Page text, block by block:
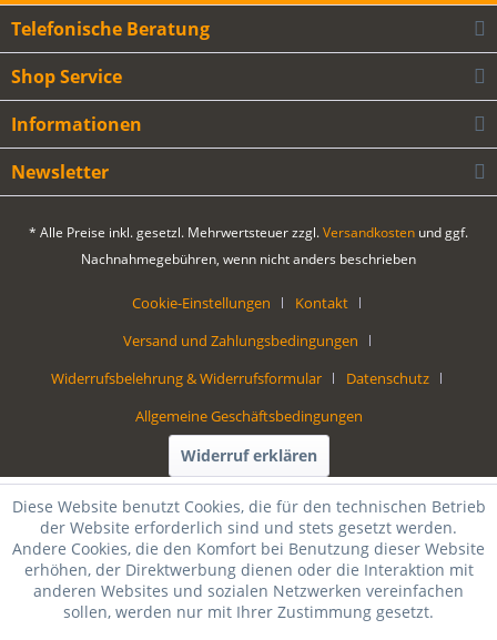
Telefonische Beratung
Shop Service
Informationen
Newsletter
* Alle Preise inkl. gesetzl. Mehrwertsteuer zzgl.Versandkosten und ggf.
Nachnahmegebühren, wenn nicht anders beschrieben
Cookie-Einstellungen
Kontakt
Versand und Zahlungsbedingungen
Widerrufsbelehrung & Widerrufsformular
Datenschutz
Allgemeine Geschäftsbedingungen
Widerruf erklären
Diese Website benutzt Cookies, die für den technischen Betrieb
der Website erforderlich sind und stets gesetzt werden.
Andere Cookies, die den Komfort bei Benutzung dieser Website
erhöhen, der Direktwerbung dienen oder die Interaktion mit
anderen Websites und sozialen Netzwerken vereinfachen
sollen, werden nur mit Ihrer Zustimmung gesetzt.